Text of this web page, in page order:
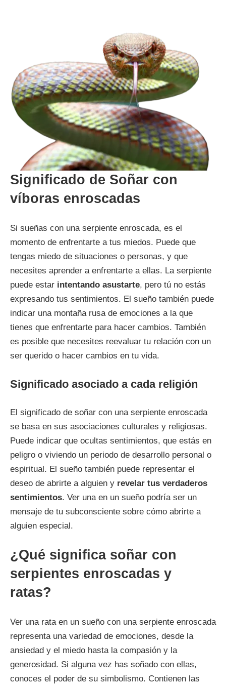
Significado de Soñar con
víboras enroscadas
Si sueñas con una serpiente enroscada, es el
momento de enfrentarte a tus miedos. Puede que
tengas miedo de situaciones o personas, y que
necesites aprender a enfrentarte a ellas. La serpiente
puede estar intentando asustarte, pero tú no estás
expresando tus sentimientos. El sueño también puede
indicar una montaña rusa de emociones a la que
tienes que enfrentarte para hacer cambios. También
es posible que necesites reevaluar tu relación con un
ser querido o hacer cambios en tu vida.
Significado asociado a cada religión
El significado de soñar con una serpiente enroscada
se basa en sus asociaciones culturales y religiosas.
Puede indicar que ocultas sentimientos, que estás en
peligro o viviendo un periodo de desarrollo personal o
espiritual. El sueño también puede representar el
deseo de abrirte a alguien y revelar tus verdaderos
sentimientos. Ver una en un sueño podría ser un
mensaje de tu subconsciente sobre cómo abrirte a
alguien especial.
¿Qué significa soñar con
serpientes enroscadas y
ratas?
Ver una rata en un sueño con una serpiente enroscada
representa una variedad de emociones, desde la
ansiedad y el miedo hasta la compasión y la
generosidad. Si alguna vez has soñado con ellas,
conoces el poder de su simbolismo. Contienen las